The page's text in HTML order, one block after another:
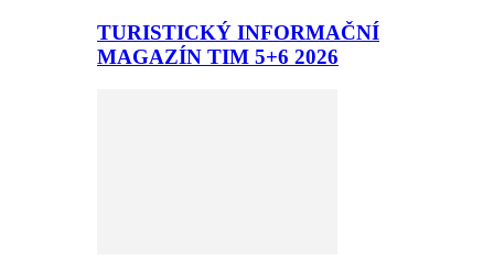
TURISTICKÝ INFORMAČNÍ
MAGAZÍN TIM 5+6 2026